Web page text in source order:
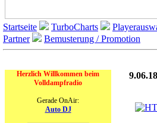
Startseite TurboCharts
Partner
Bemusterung / Promotion
Herzlich Willkommen beim
Volldampfradio
Gerade OnAir:
Auto DJ